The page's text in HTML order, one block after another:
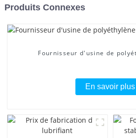
Produits Connexes
Fournisseur d'usine de
En savoir plus